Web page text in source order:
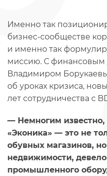
Именно так
бизнес-сообществе
и именно так
миссию. С финансовым
Владимиром
об уроках кризиса,
лет сотрудничества с
— Немногим известно,
«Эконика» — это не
обувных магазинов,
недвижимости,
промышленного